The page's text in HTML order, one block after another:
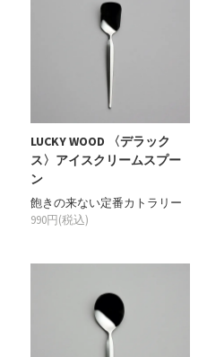
LUCKY WOOD 〈デラック
ス〉アイスクリームスプー
ン
飽きの来ない定番カトラリー
990円(税込)